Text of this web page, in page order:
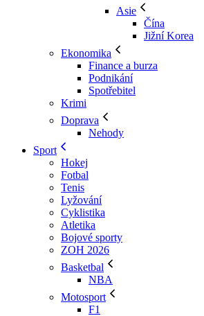
Asie
Čína
Jižní Korea
Ekonomika
Finance a burza
Podnikání
Spotřebitel
Krimi
Doprava
Nehody
Sport
Hokej
Fotbal
Tenis
Lyžování
Cyklistika
Atletika
Bojové sporty
ZOH 2026
Basketbal
NBA
Motosport
F1